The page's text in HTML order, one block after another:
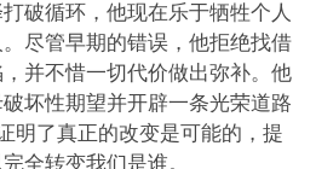
破循环，他现在乐于牺牲个人
尽管早期的错误，他拒绝找借
并不惜一切代价做出弥补。他
坏性期望并开辟一条光荣道路
明了真正的改变是可能的，提
全转变我们是谁。